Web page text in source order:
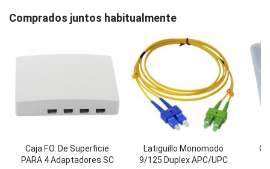
Comprados juntos habitualmente
Caja F.O. De Superficie
PARA 4 Adaptadores SC
Latiguillo Monomodo
9/125 Duplex APC/UPC